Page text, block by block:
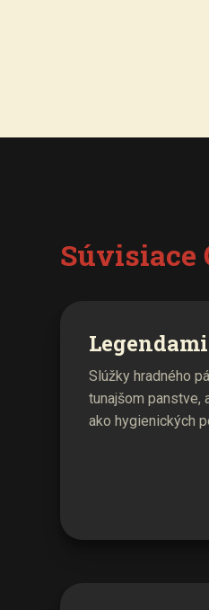
Súvisiace
Slúžky hradného
tunajšom
ako hygienických